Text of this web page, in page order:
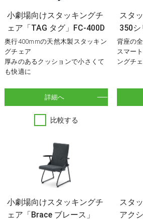
小劇場向けスタッキングチ
ェア「TAG タグ」FC-400D
奥行400mmの天然木製スタッキン
グチェア
厚みのあるクッションで小さくて
も快適に
詳細へ
比較する
スタ
350
背座の
スマー
ングチ
小劇場向けスタッキングチ
ェア「Brace ブレース」
スタ
アク